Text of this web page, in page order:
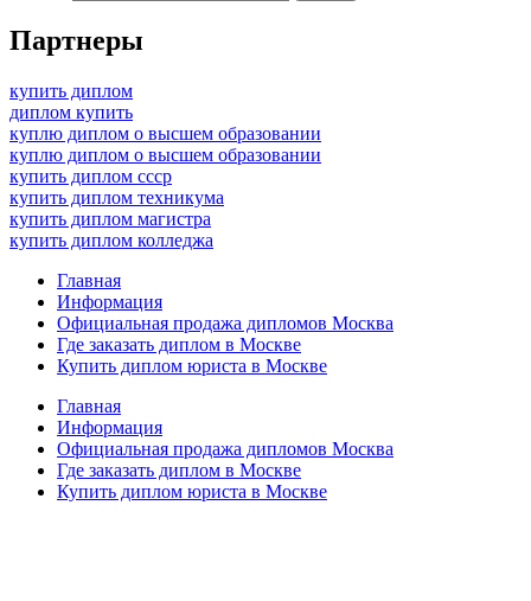
Партнеры
купить диплом
диплом купить
куплю диплом о высшем образовании
куплю диплом о высшем образовании
купить диплом ссср
купить диплом техникума
купить диплом магистра
купить диплом колледжа
Главная
Информация
Официальная продажа дипломов Москва
Где заказать диплом в Москве
Купить диплом юриста в Москве
Главная
Информация
Официальная продажа дипломов Москва
Где заказать диплом в Москве
Купить диплом юриста в Москве